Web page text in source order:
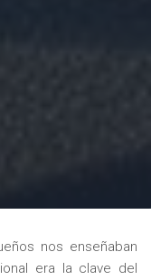
nos enseñaban
era la clave del